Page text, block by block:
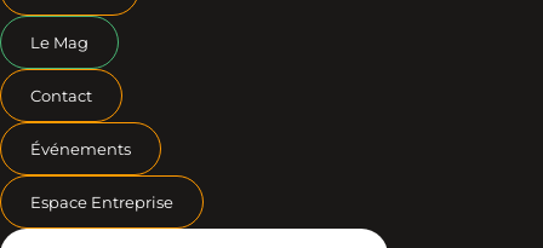
Le Mag
Contact
Événements
Espace Entreprise